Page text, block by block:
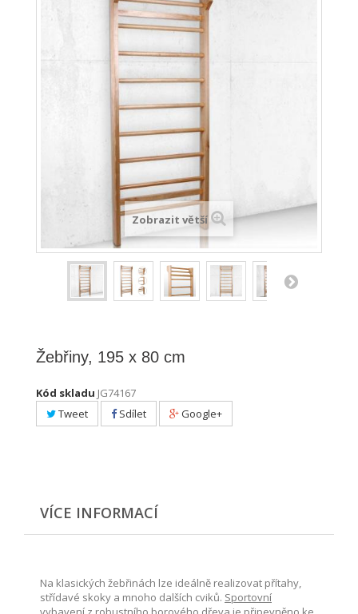
Zobrazit větší
Žebřiny, 195 x 80 cm
Kód skladu JG74167
Tweet
Sdílet Google+
VÍCE INFORMACÍ
Na klasických žebřinách lze ideálně realizovat přítahy,
střídavé skoky a mnoho dalších cviků. Sportovní